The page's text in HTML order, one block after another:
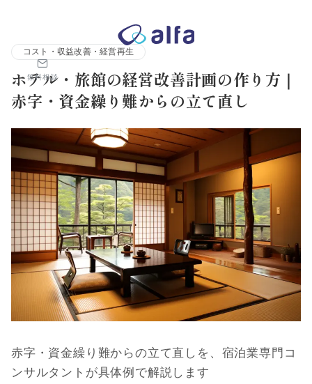
無料相談
株式会社アルファコンサルティング｜ホテル・旅館・観光業の事
コスト・収益改善・経営再生
ホテル・旅館の経営改善計画の作り方｜
赤字・資金繰り難からの立て直し
赤字・資金繰り難からの立て直しを、宿泊業専門コ
ンサルタントが具体例で解説します